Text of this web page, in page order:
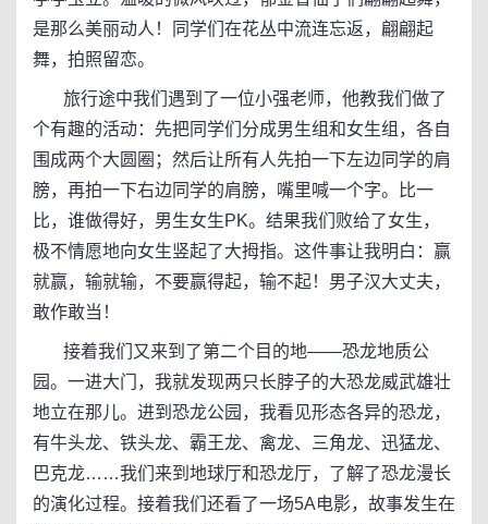
是那么美丽动人！同学们在花丛中流连忘返，翩翩起
舞，拍照留恋。
旅行途中我们遇到了一位小强老师，他教我们做了
个有趣的活动：先把同学们分成男生组和女生组，各自
围成两个大圆圈；然后让所有人先拍一下左边同学的肩
膀，再拍一下右边同学的肩膀，嘴里喊一个字。比一
比，谁做得好，男生女生PK。结果我们败给了女生，
极不情愿地向女生竖起了大拇指。这件事让我明白：赢
就赢，输就输，不要赢得起，输不起！男子汉大丈夫，
敢作敢当！
接着我们又来到了第二个目的地——恐龙地质公
园。一进大门，我就发现两只长脖子的大恐龙威武雄壮
地立在那儿。进到恐龙公园，我看见形态各异的恐龙，
有牛头龙、铁头龙、霸王龙、禽龙、三角龙、迅猛龙、
巴克龙……我们来到地球厅和恐龙厅，了解了恐龙漫长
的演化过程。接着我们还看了一场5A电影，故事发生在